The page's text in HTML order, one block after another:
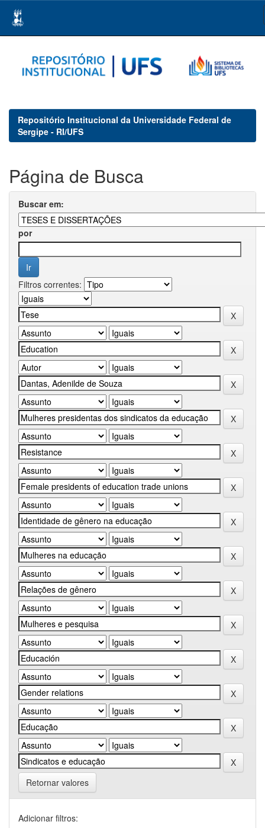
navigation
Repositório Institucional da Universidade Federal de
Sergipe - RI/UFS
Página de Busca
Buscar em:
por
Filtros correntes:
Retornar valores
Adicionar filtros: